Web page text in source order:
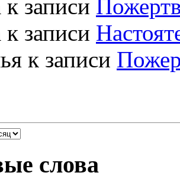
к записи
к записи
к записи
слова